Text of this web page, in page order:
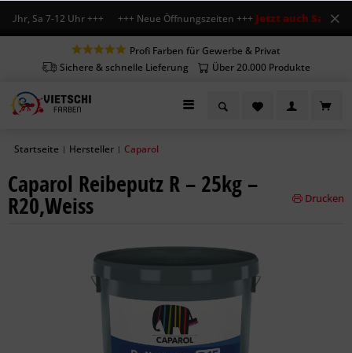
Uhr, Sa 7-12 Uhr +++ +++ Neue Öffnungszeiten +++Jetzt auch Sa
Profi Farben für Gewerbe & Privat
Sichere & schnelle Lieferung
Über 20.000 Produkte
Startseite | Hersteller | Caparol
Caparol Reibeputz R – 25kg –
R20,Weiss Drucken